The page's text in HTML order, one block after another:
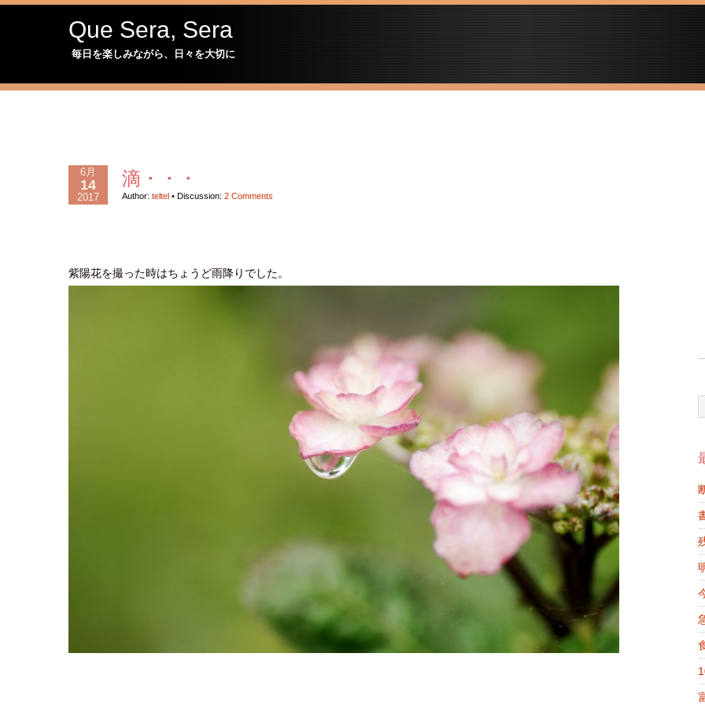
Que Sera, Sera
毎日を楽しみながら、日々を大切に
6月
14
2017
滴・・・
Author: teltel • Discussion: 2 Comments
紫陽花を撮った時はちょうど雨降りでした。